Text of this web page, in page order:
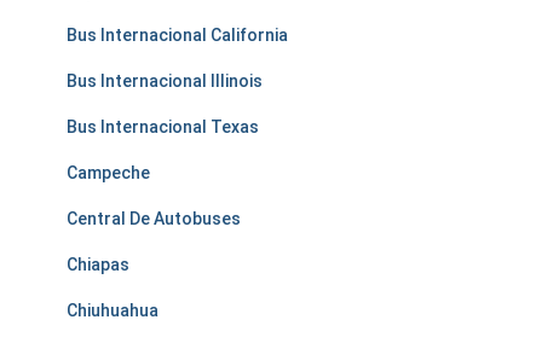
Bus Internacional California
Bus Internacional Illinois
Bus Internacional Texas
Campeche
Central De Autobuses
Chiapas
Chiuhuahua